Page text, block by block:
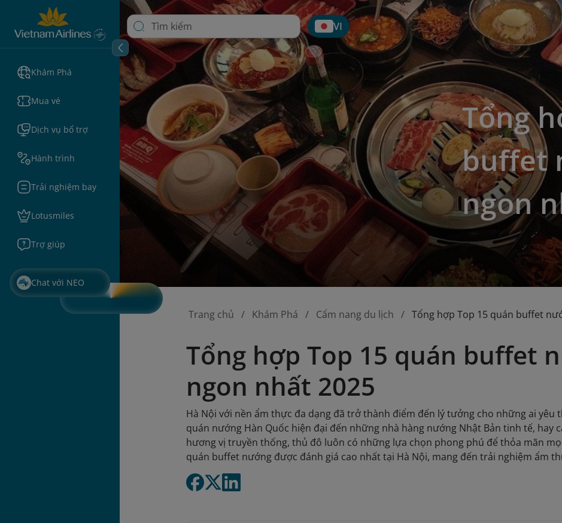
Khám Phá
Mua vé
Dịch vụ bổ trợ
Hành trình
Trải nghiệm bay
Lotusmiles
Trợ giúp
Chat với NEO
VI
Tổng
buffet
ngon
Trang chủ Khám Phá Cẩm nang du lịch Tổng hợp Top 15 quán buffet
Tổng hợp Top 15 quán buffet
ngon nhất 2025
Hà Nội với nền ẩm thực đa dạng đã trở thành điểm đến lý tưởng cho những ai
quán nướng Hàn Quốc hiện đại đến những nhà hàng nướng Nhật Bản tinh tế, hay
hương vị truyền thống, thủ đô luôn có những lựa chọn phong phú để thỏa mãn
quán buffet nướng được đánh giá cao nhất tại Hà Nội, mang đến trải nghiệm ẩm